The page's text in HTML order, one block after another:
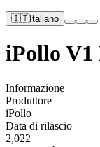
🇮🇹Italiano
iPollo
Informazione
Produttore
iPollo
Data di rilascio
2,022